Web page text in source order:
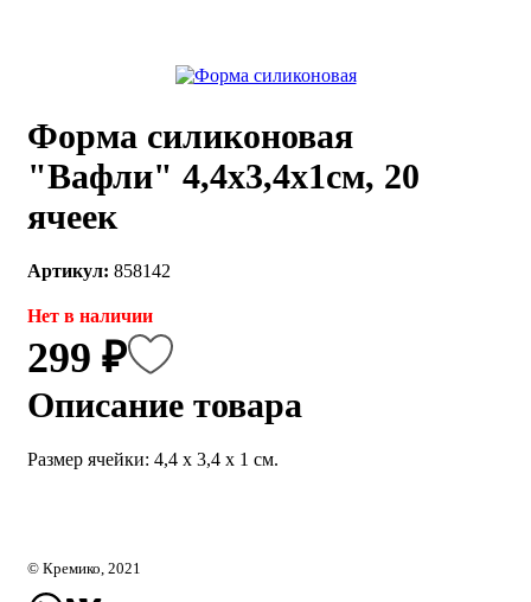
Форма силиконовая
"Вафли" 4,4х3,4х1см, 20
ячеек
Артикул: 858142
Нет в наличии
299 ₽
Описание товара
Размер ячейки: 4,4 х 3,4 х 1 см.
© Кремико, 2021